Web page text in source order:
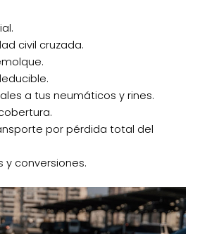
civil cruzada.
a tus neumáticos y rines.
por pérdida total del
y conversiones.